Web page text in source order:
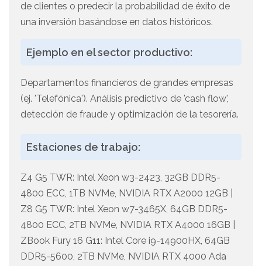
de clientes o predecir la probabilidad de éxito de
una inversión basándose en datos históricos.
Ejemplo en el sector productivo:
Departamentos financieros de grandes empresas
(ej. 'Telefónica'). Análisis predictivo de 'cash flow',
detección de fraude y optimización de la tesorería.
Estaciones de trabajo:
Z4 G5 TWR: Intel Xeon w3-2423, 32GB DDR5-
4800 ECC, 1TB NVMe, NVIDIA RTX A2000 12GB |
Z8 G5 TWR: Intel Xeon w7-3465X, 64GB DDR5-
4800 ECC, 2TB NVMe, NVIDIA RTX A4000 16GB |
ZBook Fury 16 G11: Intel Core i9-14900HX, 64GB
DDR5-5600, 2TB NVMe, NVIDIA RTX 4000 Ada